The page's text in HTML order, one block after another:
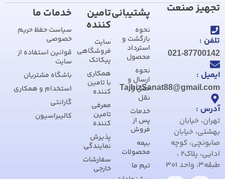
تجهیز صنعت
تلفن :
021-87700142
ایمیل :
TajhizSanat88@gmail.com
آدرس :
تهران، خیابان
بهشتی، خیابان
صابونچی، کوچه
ادایی، پلاک2 ،
طبقه3، واحد 301
پشتیبانی
نحوه
بازگشت و
استرداد
محصول
نحوه
ارسال و
حمل و
نقل
خدمات
پس از
فروش
بیمه
محصولات
تیم ما
تامین
کننده
سایت
فروشگاهی
پیکاتک
همکاری
با تامین
کننده
معرفی
تامین
کننده
پذیرش
نمایندگی
سفارشات
خارجی
خدمات ما
سیاست حفظ حریم
خصوصی
قوانین استفاده از
سایت
باشگاه مشتریان
استخدام و همکاری
گارانتی
کالیبراسیون